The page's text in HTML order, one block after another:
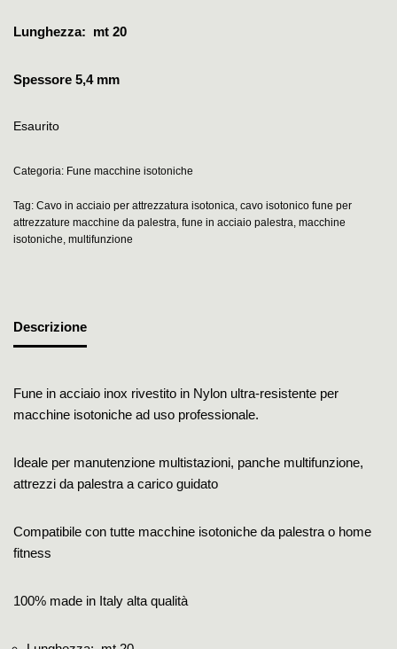
Lunghezza: mt 20
Spessore 5,4 mm
Esaurito
Categoria: Fune macchine isotoniche
Tag: Cavo in acciaio per attrezzatura isotonica, cavo isotonico fune per
attrezzature macchine da palestra, fune in acciaio palestra, macchine
isotoniche, multifunzione
Descrizione
Fune in acciaio inox rivestito in Nylon ultra-resistente per
macchine isotoniche ad uso professionale.
Ideale per manutenzione multistazioni, panche multifunzione,
attrezzi da palestra a carico guidato
Compatibile con tutte macchine isotoniche da palestra o home
fitness
100% made in Italy alta qualità